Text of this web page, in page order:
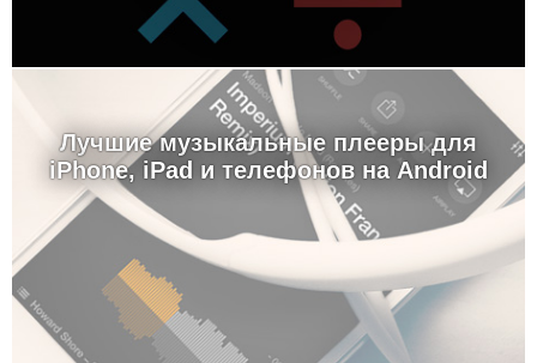
Лучшие музыкальные плееры для
iPhone, iPad и телефонов на Android